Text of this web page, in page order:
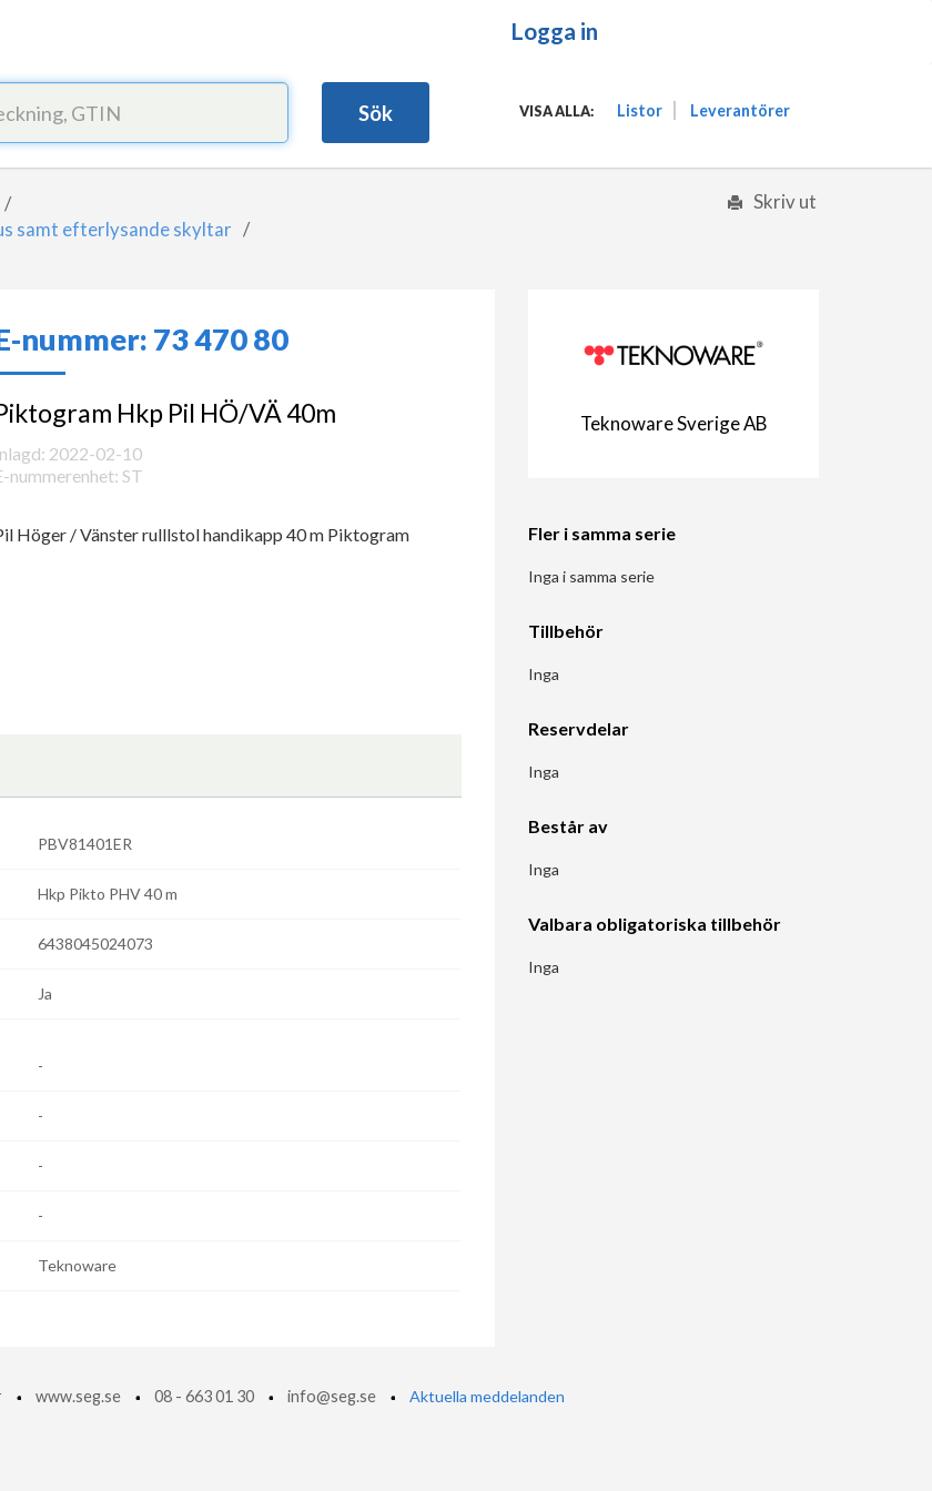
Logga in
Sök VISA ALLA: Listor Leverantörer
samt efterlysande skyltar
Skriv ut
nummer: 73 470 80
Hkp Pil HÖ/VÄ 40m
2022-02-10
nummerenhet: ST
Höger / Vänster rulllstol handikapp 40 m Piktogram
PBV81401ER
Hkp Pikto PHV 40 m
6438045024073
Ja
-
-
-
-
Teknoware
Teknoware Sverige AB
Fler i samma serie
Inga i samma serie
Tillbehör
Inga
Reservdelar
Inga
Består av
Inga
Valbara obligatoriska tillbehör
Inga
www.seg.se 08 - 663 01 30 info@seg.se Aktuella meddelanden